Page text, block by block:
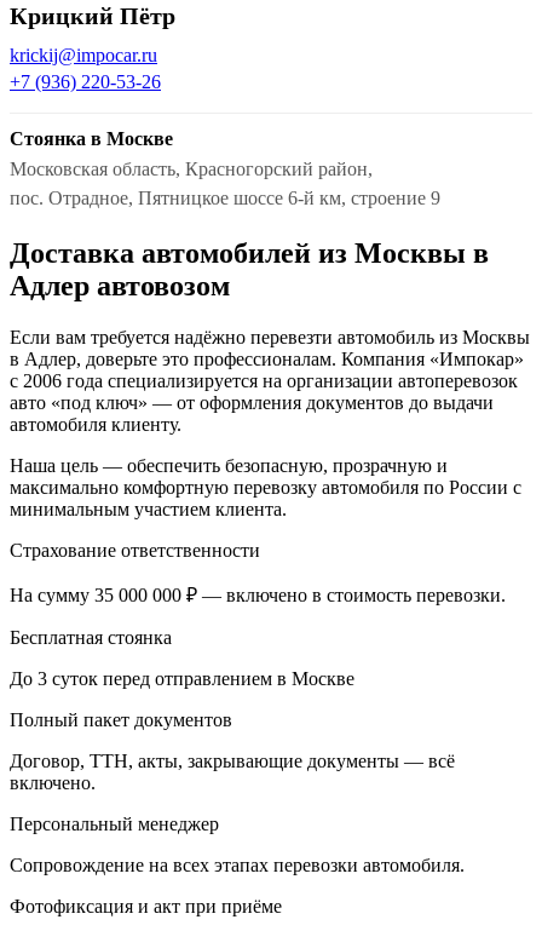
Крицкий Пётр
krickij@impocar.ru
+7 (936) 220-53-26
Стоянка в Москве
Московская область, Красногорский район,
пос. Отрадное, Пятницкое шоссе 6-й км, строение 9
Доставка автомобилей из Москвы в
Адлер автовозом
Если вам требуется надёжно перевезти автомобиль из Москвы
в Адлер, доверьте это профессионалам. Компания «Импокар»
с 2006 года специализируется на организации автоперевозок
авто «под ключ» — от оформления документов до выдачи
автомобиля клиенту.
Наша цель — обеспечить безопасную, прозрачную и
максимально комфортную перевозку автомобиля по России с
минимальным участием клиента.
Страхование ответственности
На сумму 35 000 000 ₽ — включено в стоимость перевозки.
Бесплатная стоянка
До 3 суток перед отправлением в Москве
Полный пакет документов
Договор, ТТН, акты, закрывающие документы — всё
включено.
Персональный менеджер
Сопровождение на всех этапах перевозки автомобиля.
Фотофиксация и акт при приёме